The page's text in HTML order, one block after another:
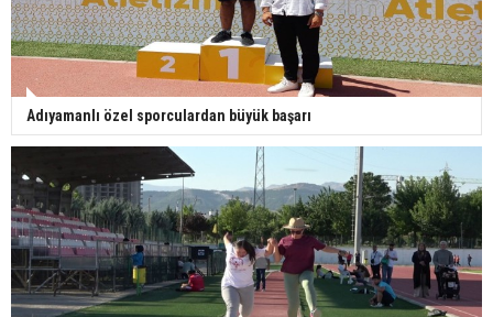
Adıyamanlı özel sporculardan büyük başarı